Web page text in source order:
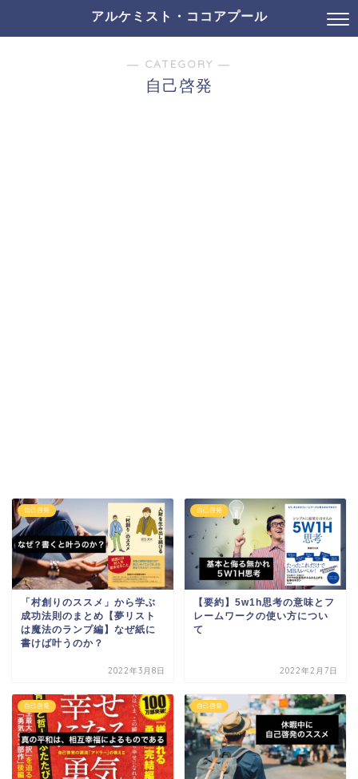
アルケミスト・ココアプール
― CATEGORY ―
自己啓発
自己啓発
「村創りのススメ」から学ぶ
成功法則のまとめ【夢リスト
は魔法のランプ編】なぜ紙に
書けば叶うのか？
2022年3月8日
自己啓発
【要約】5w1h思​​考の意味とフ
レームワークの使い方につい
て
2022年2月7日
自己啓発 自己啓発